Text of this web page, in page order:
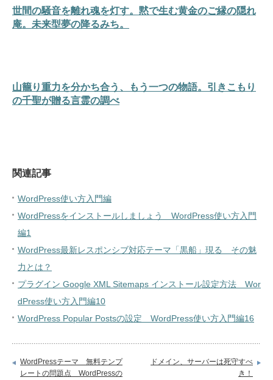
世間の騒音を離れ魂を灯す。黙で生む黄金のご縁の隠れ
庵。未来型夢の降るみち。
山籠り重力を分かち合う、もう一つの物語。引きこもり
の千聖が贈る言霊の調べ
関連記事
WordPress使い方入門編
WordPressをインストールしましょう WordPress使い方入門
編1
WordPress最新レスポンシブ対応テーマ「黒船」現る その魅
力とは？
プラグイン Google XML Sitemaps インストール設定方法 Wor
dPress使い方入門編10
WordPress Popular Postsの設定 WordPress使い方入門編16
WordPressテーマ 無料テンプ
レートの問題点 WordPressの
ドメイン、サーバーは死守すべ
き！